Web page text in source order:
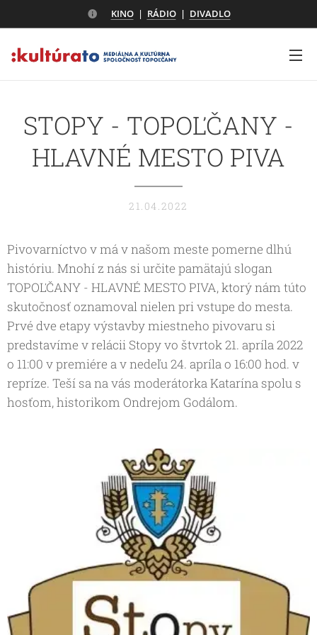
KINO| RÁDIO| DIVADLO
STOPY - TOPOĽČANY -
HLAVNÉ MESTO PIVA
21.04.2022
Pivovarníctvo v má v našom meste pomerne dlhú
históriu. Mnohí z nás si určite pamätajú slogan
TOPOĽČANY - HLAVNÉ MESTO PIVA, ktorý nám túto
skutočnosť oznamoval nielen pri vstupe do mesta.
Prvé dve etapy výstavby miestneho pivovaru si
predstavíme v relácii Stopy vo štvrtok 21. apríla 2022
o 11:00 v premiére a v nedeľu 24. apríla o 16:00 hod. v
repríze. Teší sa na vás moderátorka Katarína spolu s
hosťom, historikom Ondrejom Godálom.